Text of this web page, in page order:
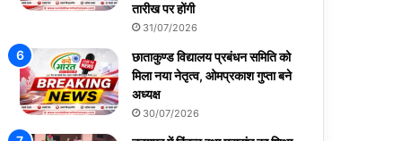
तारीख पर होंगी
31/07/2026
छाताकुण्ड विद्यालय प्रबंधन समिति को
मिला नया नेतृत्व, ओमप्रकाश गुप्ता बने
अध्यक्ष
30/07/2026